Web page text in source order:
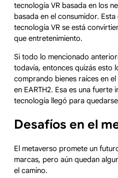
tecnología VR basada en los
basada en el consumidor.
tecnología VR se está
que entretenimiento.
Si todo lo mencionado
todavía, entonces quizás esto
comprando bienes raíces en
en EARTH2. Esa es una fuerte
tecnología llegó para
Desafíos en el
El metaverso promete un
marcas, pero aún quedan
el camino.